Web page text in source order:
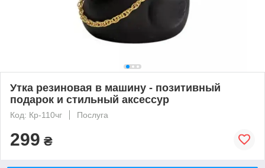
Утка резиновая в машину - позитивный
подарок и стильный аксессур
Код: Кр-110чг Послуга
299 ₴